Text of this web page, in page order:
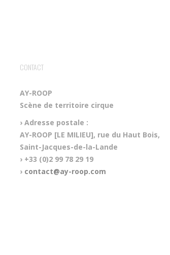
CONTACT
AY-ROOP
Scène de territoire cirque
› Adresse postale :
AY-ROOP [LE MILIEU], rue du Haut Bois,
Saint-Jacques-de-la-Lande
› +33 (0)2 99 78 29 19
› contact@ay-roop.com